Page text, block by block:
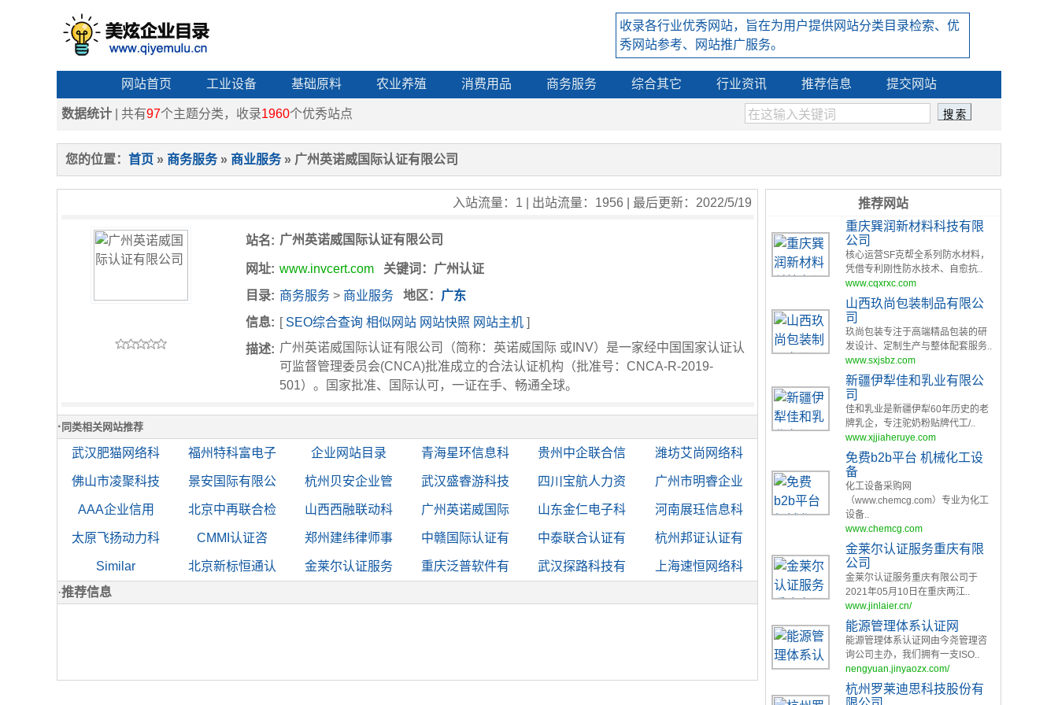
收录各行业优秀网站，旨在为用户提供网站分类目录检索、优
秀网站参考、网站推广服务。
网站首页 工业设备 基础原料 农业养殖 消费用品 商务服务 综合其它 行业资讯 推荐信息 提交网站
数据统计 | 共有97个主题分类，收录1960个优秀站点
您的位置： 首页 » 商务服务» 商业服务» 广州英诺威国际认证有限公司
入站流量：1 | 出站流量：1956 | 最后更新：2022/5/19
站名: 广州英诺威国际认证有限公司
网址: www.invcert.com 关键词 ：广州认证
目录: 商务服务 > 商业服务 地区 ： 广东
信息: [ SEO综合查询 相似网站 网站快照 网站主机]
描述: 广州英诺威国际认证有限公司（简称：英诺威国际 或INV）是一家经中国国家认证认
可监督管理委员会(CNCA)批准成立的合法认证机构（批准号：CNCA-R-2019-
501）。国家批准、国际认可，一证在手、畅通全球。
· 同类相关网站推荐
武汉肥猫网络科 福州特科富电子 企业网站目录 青海星环信息科 贵州中企联合信 潍坊艾尚网络科
佛山市凌聚科技 景安国际有限公 杭州贝安企业管 武汉盛睿游科技 四川宝航人力资 广州市明睿企业
AAA企业信用 北京中再联合检 山西西融联动科 广州英诺威国际 山东金仁电子科 河南展珏信息科
太原飞扬动力科 CMMI认证咨 郑州建纬律师事 中赣国际认证有 中泰联合认证有 杭州邦证认证有
Similar 北京新标恒通认 金莱尔认证服务 重庆泛普软件有 武汉探路科技有
上海速恒网络科
·推荐信息
推荐网站
重庆巽润新材料科技有限
公司
核心运营SF克帮全系列防水材料，
凭借专利刚性防水技术、自愈抗..
www.cqxrxc.com
山西玖尚包装制品有限公
司
玖尚包装专注于高端精品包装的研
发设计、定制生产与整体配套服务..
www.sxjsbz.com
新疆伊犁佳和乳业有限公
司
佳和乳业是新疆伊犁60年历史的老
牌乳企，专注驼奶粉贴牌代工/..
www.xjjiaheruye.com
免费b2b平台 机械化工设
备
化工设备采购网
（www.chemcg.com）专业为化工
设备..
www.chemcg.com
金莱尔认证服务重庆有限
公司
金莱尔认证服务重庆有限公司于
2021年05月10日在重庆两江..
www.jinlaier.cn/
能源管理体系认证网
能源管理体系认证网由今尧管理咨
询公司主办，我们拥有一支ISO..
nengyuan.jinyaozx.com/
杭州罗莱迪思科技股份有